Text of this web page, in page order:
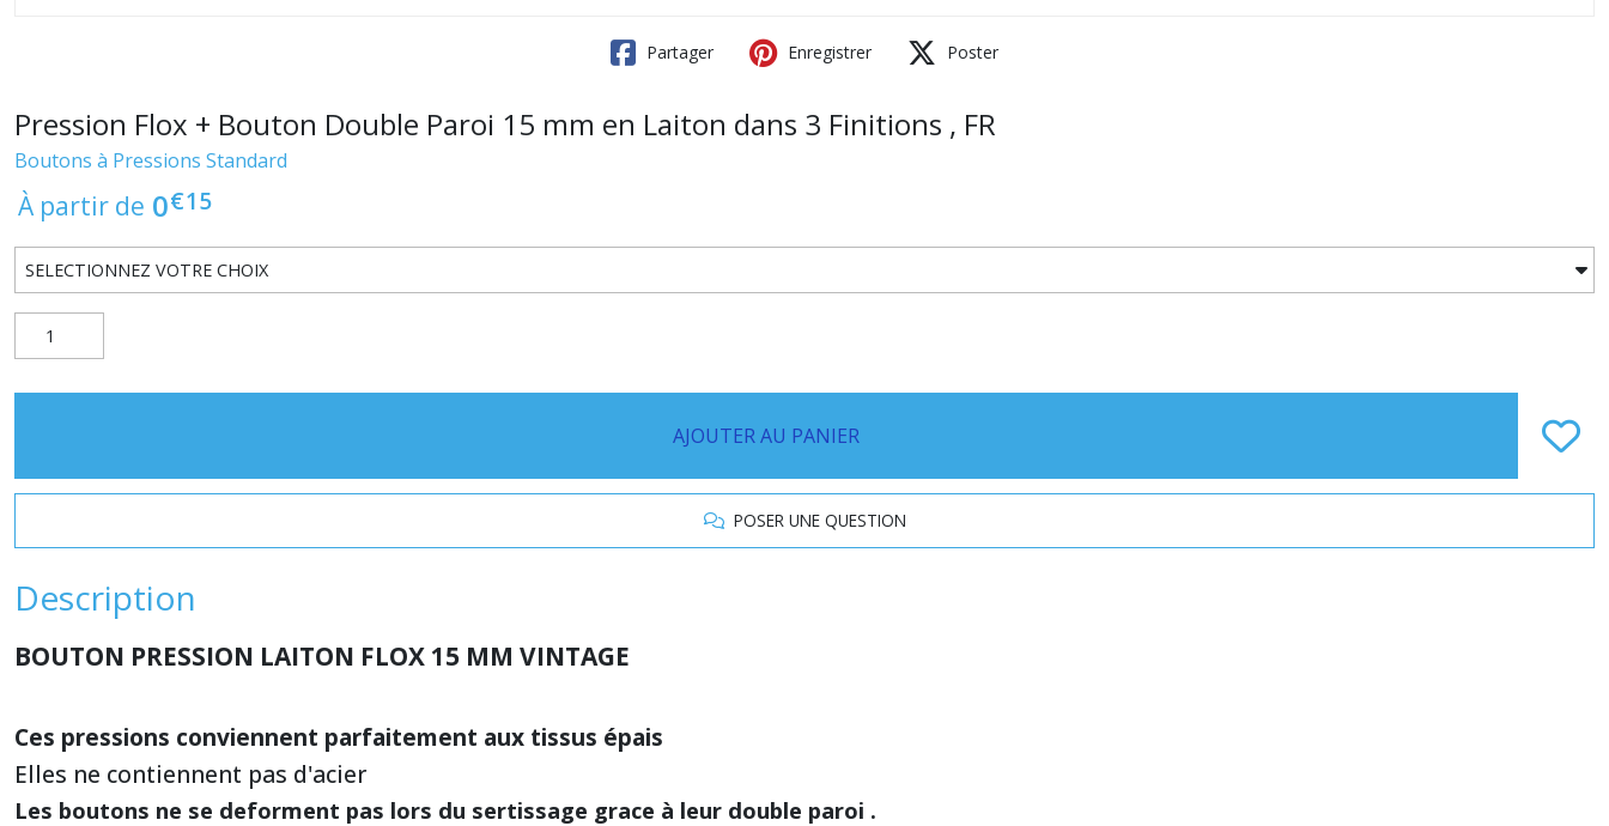
Partager Enregistrer Poster
Pression Flox + Bouton Double Paroi 15 mm en Laiton dans 3 Finitions , FR
Boutons à Pressions Standard
À partir de 0€15
AJOUTER AU PANIER
POSER UNE QUESTION
Description
BOUTON PRESSION LAITON FLOX 15 MM VINTAGE
Ces pressions conviennent parfaitement aux tissus épais
Elles ne contiennent pas d'acier
Les boutons ne se deforment pas lors du sertissage grace à leur double paroi .